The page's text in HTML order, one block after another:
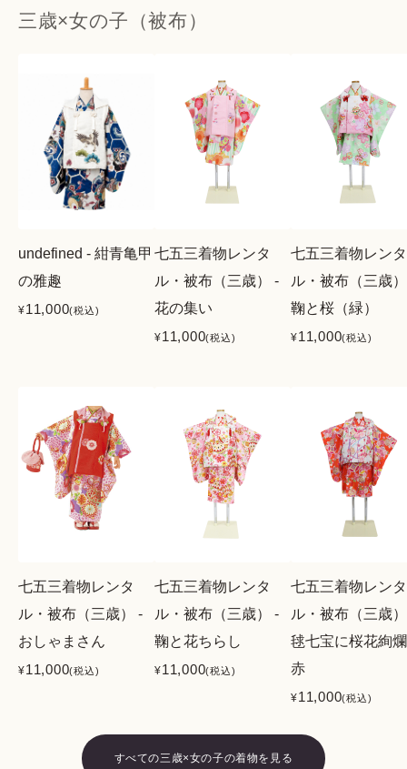
三歳×女の子（被布）
undefined - 紺青亀甲
の雅趣
¥11,000(税込)
七五三着物レンタ
ル・被布（三歳） -
花の集い
¥11,000(税込)
七五三着物レンタ
ル・被布（三歳
鞠と桜（緑）
¥11,000(税込)
七五三着物レンタ
ル・被布（三歳） -
おしゃまさん
¥11,000(税込)
七五三着物レンタ
ル・被布（三歳） -
鞠と花ちらし
¥11,000(税込)
七五三着物レンタ
ル・被布（三歳
毬七宝に桜花絢
赤
¥11,000(税込)
すべての三歳×女の子の着物を見る